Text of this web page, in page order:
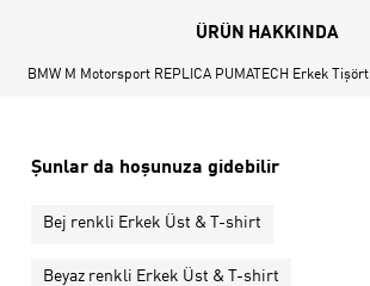
ÜRÜN HAKKINDA
BMW M Motorsport REPLICA PUMATECH Erkek Tişört
Şunlar da hoşunuza gidebilir
Bej renkli Erkek Üst & T-shirt
Beyaz renkli Erkek Üst & T-shirt